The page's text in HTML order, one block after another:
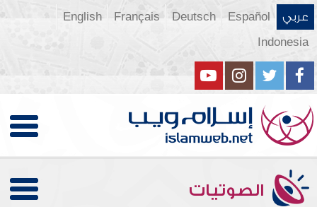
عربي Español
Deutsch
Français
English
Indonesia
الصوتيات